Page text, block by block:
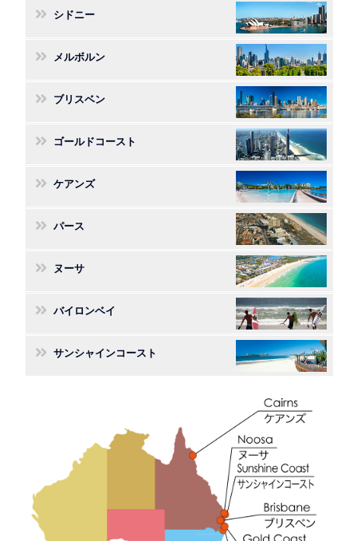
シドニー
メルボルン
ブリスベン
ゴールドコースト
ケアンズ
パース
ヌーサ
バイロンベイ
サンシャインコースト